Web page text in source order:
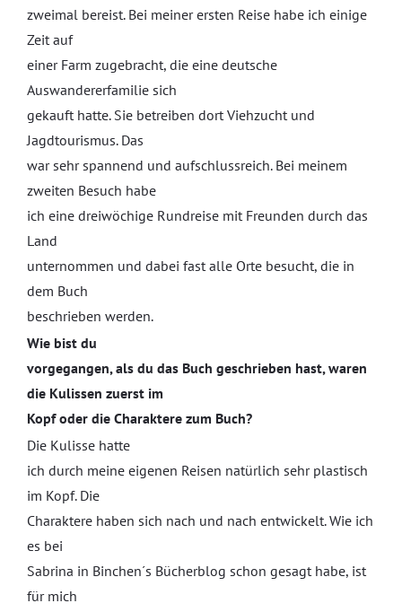
zweimal bereist. Bei meiner ersten Reise habe ich einige
Zeit auf
einer Farm zugebracht, die eine deutsche
Auswandererfamilie sich
gekauft hatte. Sie betreiben dort Viehzucht und
Jagdtourismus. Das
war sehr spannend und aufschlussreich. Bei meinem
zweiten Besuch habe
ich eine dreiwöchige Rundreise mit Freunden durch das
Land
unternommen und dabei fast alle Orte besucht, die in
dem Buch
beschrieben werden.
Wie bist du
vorgegangen, als du das Buch geschrieben hast, waren
die Kulissen zuerst im
Kopf oder die Charaktere zum Buch?
Die Kulisse hatte
ich durch meine eigenen Reisen natürlich sehr plastisch
im Kopf. Die
Charaktere haben sich nach und nach entwickelt. Wie ich
es bei
Sabrina in Binchen´s Bücherblog schon gesagt habe, ist
für mich